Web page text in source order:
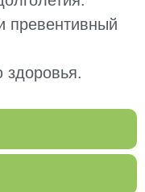
превентивный
здоровья.